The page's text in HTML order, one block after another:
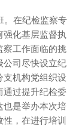
在纪检监察专
化基层监督执
察工作面临的挑
公司尽快设立纪
支机构党组织设
通过提升纪检委
也是举办本次培
，在进行培训